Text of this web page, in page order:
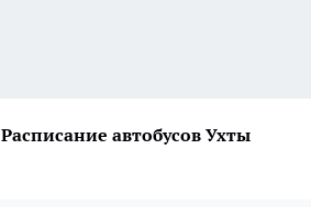
Расписание автобусов Ухты